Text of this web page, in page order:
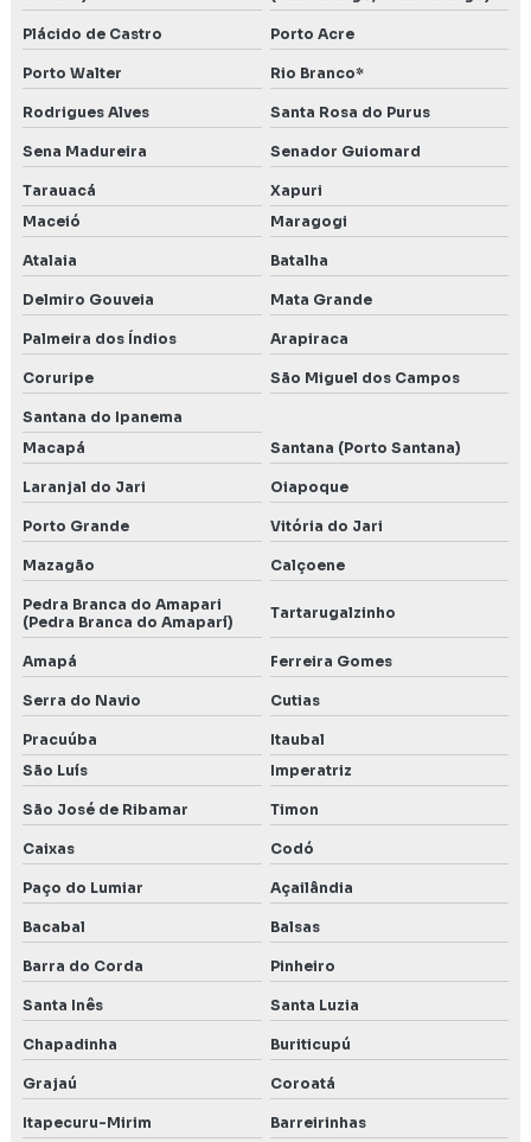
Plácido de Castro Porto Acre
Porto Walter Rio Branco*
Rodrigues Alves Santa Rosa do Purus
Sena Madureira Senador Guiomard
Tarauacá
Xapuri
Maceió
Maragogi
Atalaia Batalha
Delmiro Gouveia Mata Grande
Palmeira dos Índios Arapiraca
Coruripe São Miguel dos Campos
Santana do Ipanema
Macapá
Santana (Porto Santana)
Laranjal do Jari Oiapoque
Porto Grande Vitória do Jari
Mazagão Calçoene
Pedra Branca do Amapari
(Pedra Branca do Amaparí)
Tartarugalzinho
Amapá Ferreira Gomes
Serra do Navio Cutias
Pracuúba
Itaubal
São Luís
Imperatriz
São José de Ribamar Timon
Caixas Codó
Paço do Lumiar Açailândia
Bacabal Balsas
Barra do Corda Pinheiro
Santa Inês Santa Luzia
Chapadinha Buriticupú
Grajaú Coroatá
Itapecuru-Mirim
Barreirinhas